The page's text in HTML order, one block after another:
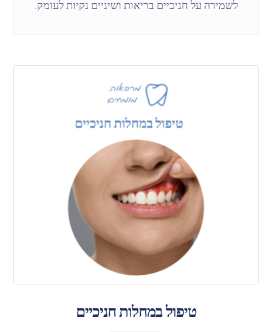
לשמירה על חניכיים בריאות ושיניים נקיות לעומק.
טיפול במחלות חניכיים